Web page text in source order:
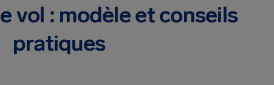
vol : modèle et conseils
pratiques